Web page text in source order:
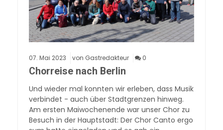
07. Mai 2023 von Gastredakteur 0
Chorreise nach Berlin
Und wieder mal konnten wir erleben, dass Musik
verbindet - auch über Stadtgrenzen hinweg.
Am ersten Maiwochenende war unser Chor zu
Besuch in der Hauptstadt: Der Chor Canto ergo